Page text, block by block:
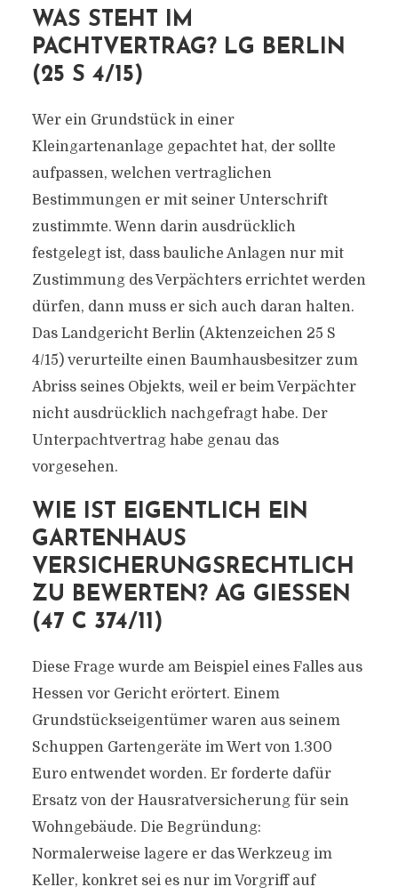
WAS STEHT IM
PACHTVERTRAG? LG BERLIN
(25 S 4/15)
Wer ein Grundstück in einer
Kleingartenanlage gepachtet hat, der sollte
aufpassen, welchen vertraglichen
Bestimmungen er mit seiner Unterschrift
zustimmte. Wenn darin ausdrücklich
festgelegt ist, dass bauliche Anlagen nur mit
Zustimmung des Verpächters errichtet werden
dürfen, dann muss er sich auch daran halten.
Das Landgericht Berlin (Aktenzeichen 25 S
4/15) verurteilte einen Baumhausbesitzer zum
Abriss seines Objekts, weil er beim Verpächter
nicht ausdrücklich nachgefragt habe. Der
Unterpachtvertrag habe genau das
vorgesehen.
WIE IST EIGENTLICH EIN
GARTENHAUS
VERSICHERUNGSRECHTLICH
ZU BEWERTEN? AG GIESSEN (
47 C 374/11)
Diese Frage wurde am Beispiel eines Falles aus
Hessen vor Gericht erörtert. Einem
Grundstückseigentümer waren aus seinem
Schuppen Gartengeräte im Wert von 1.300
Euro entwendet worden. Er forderte dafür
Ersatz von der Hausratversicherung für sein
Wohngebäude. Die Begründung:
Normalerweise lagere er das Werkzeug im
Keller, konkret sei es nur im Vorgriff auf